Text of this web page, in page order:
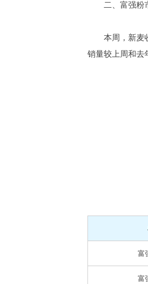
二、富强粉
本周，新麦
销量较上周和去
富
富